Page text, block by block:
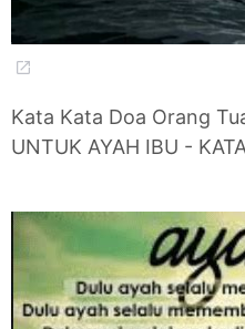
Kata Kata Doa Orang
UNTUK AYAH IBU -